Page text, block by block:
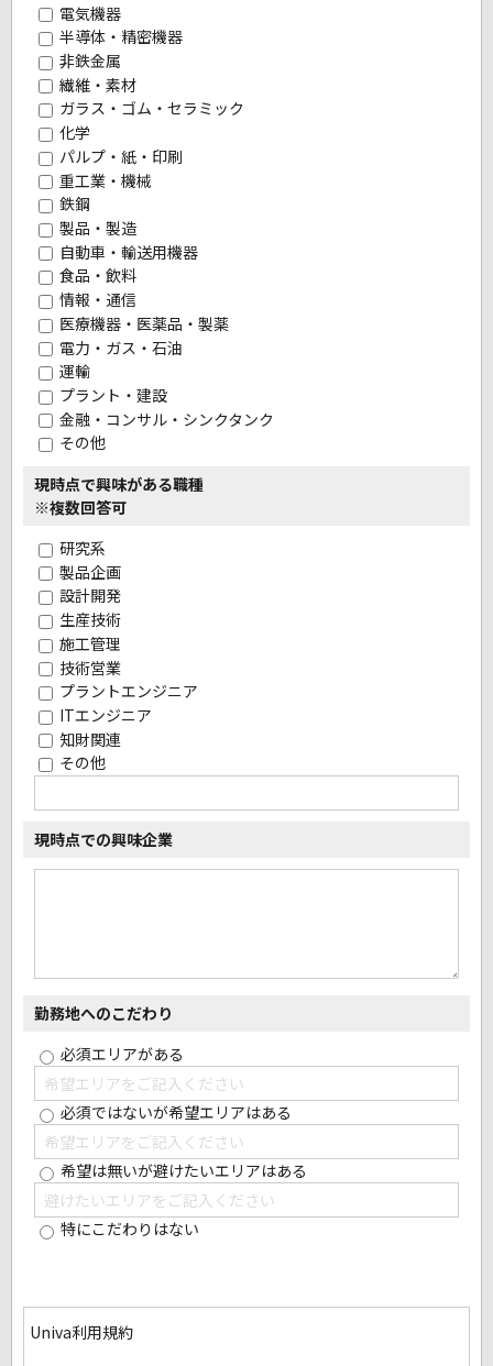
電気機器
半導体・精密機器
非鉄金属
繊維・素材
ガラス・ゴム・セラミック
化学
パルプ・紙・印刷
重工業・機械
鉄鋼
製品・製造
自動車・輸送用機器
食品・飲料
情報・通信
医療機器・医薬品・製薬
電力・ガス・石油
運輸
プラント・建設
金融・コンサル・シンクタンク
その他
現時点で興味がある職種
※複数回答可
研究系
製品企画
設計開発
生産技術
施工管理
技術営業
プラントエンジニア
ITエンジニア
知財関連
その他
現時点での興味企業
勤務地へのこだわり
必須エリアがある
必須ではないが希望エリアはある
希望は無いが避けたいエリアはある
特にこだわりはない
Univa利用規約